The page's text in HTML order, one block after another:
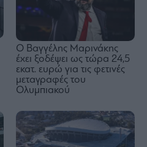
Ο Βαγγέλης Μαρινάκης
έχει ξοδέψει ως τώρα 24,5
εκατ. ευρώ για τις φετινές
μεταγραφές του
Ολυμπιακού